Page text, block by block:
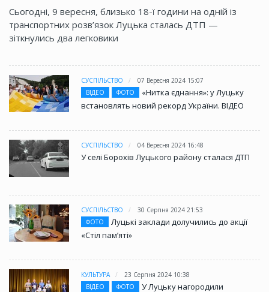
Сьогодні, 9 вересня, близько 18-ї години на одній із
транспортних розв’язок Луцька сталась ДТП —
зіткнулись два легковики
СУСПІЛЬСТВО
07 Вересня 2024 15:07
ВІДЕО
ФОТО
«Нитка єднання»: у Луцьку
встановлять новий рекорд України. ВІДЕО
СУСПІЛЬСТВО 04 Вересня 2024 16:48
У селі Борохів Луцького району сталася ДТП
СУСПІЛЬСТВО
30 Серпня 2024 21:53
ФОТО
Луцькі заклади долучились до акції
«Стіл памʼяті»
КУЛЬТУРА
23 Серпня 2024 10:38
ВІДЕО
ФОТО У Луцьку нагородили